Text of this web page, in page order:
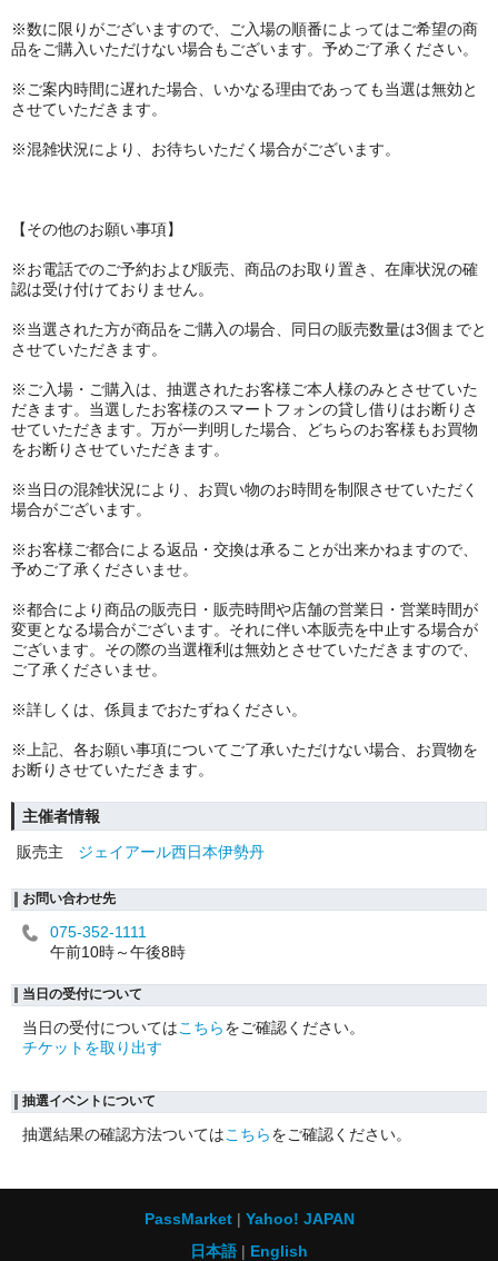
※数に限りがございますので、ご入場の順番によってはご希望の商
品をご購入いただけない場合もございます。予めご了承ください。
※ご案内時間に遅れた場合、いかなる理由であっても当選は無効と
させていただきます。
※混雑状況により、お待ちいただく場合がございます。
【その他のお願い事項】
※お電話でのご予約および販売、商品のお取り置き、在庫状況の確
認は受け付けておりません。
※当選された方が商品をご購入の場合、同日の販売数量は3個までと
させていただきます。
※ご入場・ご購入は、抽選されたお客様ご本人様のみとさせていた
だきます。当選したお客様のスマートフォンの貸し借りはお断りさ
せていただきます。万が一判明した場合、どちらのお客様もお買物
をお断りさせていただきます。
※当日の混雑状況により、お買い物のお時間を制限させていただく
場合がございます。
※お客様ご都合による返品・交換は承ることが出来かねますので、
予めご了承くださいませ。
※都合により商品の販売日・販売時間や店舗の営業日・営業時間が
変更となる場合がございます。それに伴い本販売を中止する場合が
ございます。その際の当選権利は無効とさせていただきますので、
ご了承くださいませ。
※詳しくは、係員までおたずねください。
※上記、各お願い事項についてご了承いただけない場合、お買物を
お断りさせていただきます。
主催者情報
販売主
ジェイアール西日本伊勢丹
お問い合わせ先
075-352-1111
午前10時～午後8時
当日の受付について
当日の受付についてはこちらをご確認ください。
チケットを取り出す
抽選イベントについて
抽選結果の確認方法ついてはこちらをご確認ください。
PassMarket
Yahoo! JAPAN
日本語
English